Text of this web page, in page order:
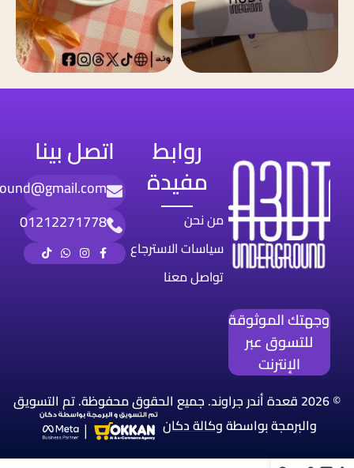
وجهتك الموثوقة
للتسوق عبر
الإنترنت
روابط
مفيدة
من نحن
سياسات الاسترجاع
تواصل معنا
اتصل بينا
01212271778
© 2026 قعدة أندر جراوند. جميع الحقوق محفوظة. تم التسويق
والبرمجة بواسطةوكالةدكان